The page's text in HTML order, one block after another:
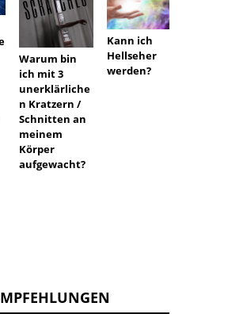
Warum bin
ich mit 3
unerklärliche
n Kratzern /
Schnitten an
meinem
Körper
aufgewacht?
Kann ich
Hellseher
werden?